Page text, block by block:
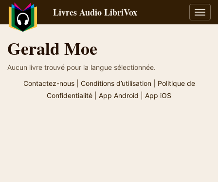
la
Livres Audio LibriVox
Gerald Moe
Aucun livre trouvé pour la langue sélectionnée.
Contactez-nous| Conditions d’utilisation| Politique de
Confidentialité
App Android App iOS